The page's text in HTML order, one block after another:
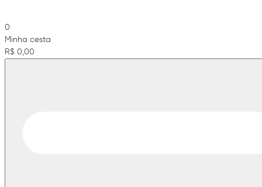
0
Minha cesta
R$ 0,00